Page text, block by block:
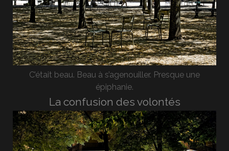
C’était beau. Beau à s’agenouiller. Presque une
épiphanie.
La confusion des volontés